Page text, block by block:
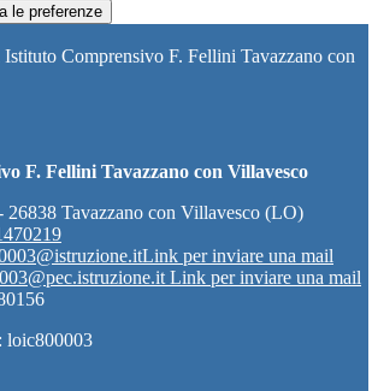
le preferenze
Istituto Comprensivo F. Fellini Tavazzano con
F. Fellini Tavazzano con Villavesco
26838 Tavazzano con Villavesco (LO)
Link per inviare una mail
Link per inviare una mail
loic800003